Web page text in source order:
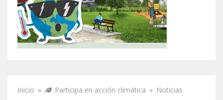
Inicio » Participa en acción climática » Noticias